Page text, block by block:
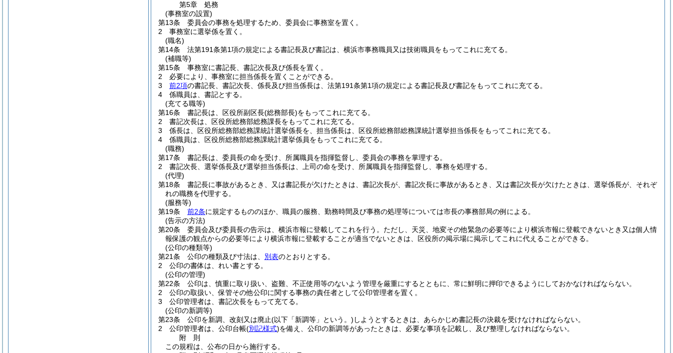
第5章
処務
(事務室の設置)
第13条
委員会の事務を処理するため、委員会に事務室を置く。
2
事務室に選挙係を置く。
(職名)
第14条
法第191条第1項の規定による書記長及び書記は、横浜市事務職員又は技術職員をもってこれに充てる。
(補職等)
第15条
事務室に書記長、書記次長及び係長を置く。
2
必要により、事務室に担当係長を置くことができる。
3
前2項の書記長、書記次長、係長及び担当係長は、法第191条第1項の規定による書記長及び書記をもってこれに充てる。
4
係職員は、書記とする。
(充てる職等)
第16条
書記長は、区役所副区長(総務部長)をもってこれに充てる。
2
書記次長は、区役所総務部総務課長をもってこれに充てる。
3
係長は、区役所総務部総務課統計選挙係長を、担当係長は、区役所総務部総務課統計選挙担当係長をもってこれに充てる。
4
係職員は、区役所総務部総務課統計選挙係員をもってこれに充てる。
(職務)
第17条
書記長は、委員長の命を受け、所属職員を指揮監督し、委員会の事務を掌理する。
2
書記次長、選挙係長及び選挙担当係長は、上司の命を受け、所属職員を指揮監督し、事務を処理する。
(代理)
第18条
書記長に事故があるとき、又は書記長が欠けたときは、書記次長が、書記次長に事故があるとき、又は書記次長が欠けたときは、選挙係長が、それぞ
れの職務を代理する。
(服務等)
第19条
前2条に規定するもののほか、職員の服務、勤務時間及び事務の処理等については市長の事務部局の例による。
(告示の方法)
第20条
委員会及び委員長の告示は、横浜市報に登載してこれを行う。 ただし、天災、地変その他緊急の必要等により横浜市報に登載できないとき又は個人情
報保護の観点からの必要等により横浜市報に登載することが適当でないときは、区役所の掲示場に掲示してこれに代えることができる。
(公印の種類等)
第21条
公印の種類及び寸法は、 別表のとおりとする。
2
公印の書体は、れい書とする。
(公印の管理)
第22条
公印は、慎重に取り扱い、盗難、不正使用等のないよう管理を厳重にするとともに、常に鮮明に押印できるようにしておかなければならない。
2
公印の取扱い、保管その他公印に関する事務の責任者として公印管理者を置く。
3
公印管理者は、書記次長をもって充てる。
(公印の新調等)
第23条
公印を新調、改刻又は廃止(以下「新調等」という。) しようとするときは、あらかじめ書記長の決裁を受けなければならない。
2
公印管理者は、公印台帳(別記様式)を備え、公印の新調等があったときは、必要な事項を記載し、及び整理しなければならない。
附 則
この規程は、公布の日から施行する。